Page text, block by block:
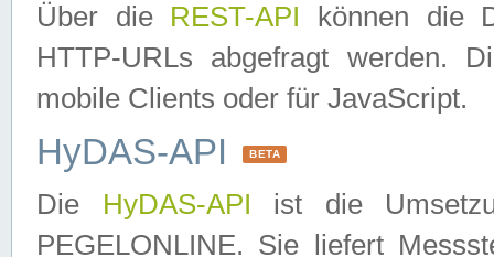
Über die REST-API können die
HTTP-URLs abgefragt werden.
mobile Clients oder für JavaScript.
HyDAS-API BETA
Die HyDAS-API ist die
PEGELONLINE. Sie liefert